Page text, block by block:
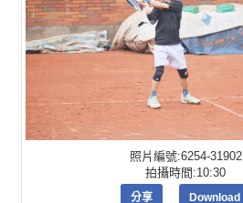
照片編號:6254-31902
拍攝時間:10:30
分享 Download